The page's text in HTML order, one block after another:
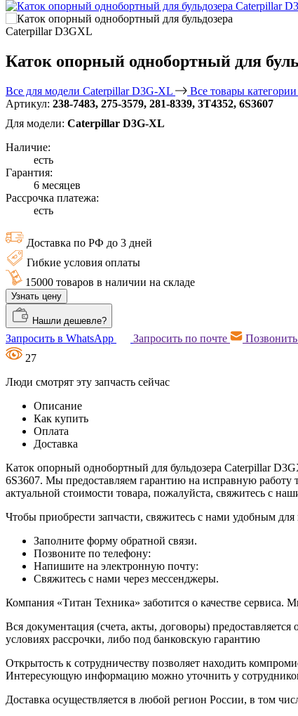
Каток опорный однобортный для
Все для модели Caterpillar D3G-XL
Все товары категории
Артикул: 238-7483, 275-3579, 281-8339, 3T4352, 6S3607
Для модели: Caterpillar D3G-XL
Наличие:
есть
Гарантия:
6 месяцев
Рассрочка платежа:
есть
Доставка по РФ до 3 дней
Гибкие условия оплаты
15000 товаров в наличии на складе
Узнать цену
Нашли дешевле?
Запросить в WhatsApp Запросить по почте
Позвонить
27
Люди смотрят эту запчасть сейчас
Описание
Как купить
Оплата
Доставка
Каток опорный однобортный для бульдозера Caterpillar
6S3607. Мы предоставляем гарантию на исправную работу
актуальной стоимости товара, пожалуйста, свяжитесь с
Чтобы приобрести запчасти, свяжитесь с нами удобным для
Заполните форму обратной связи.
Позвоните по телефону:
Напишите на электронную почту:
Свяжитесь с нами через мессенджеры.
Компания «Титан Техника» заботится о качестве
Вся документация (счета, акты, договоры)
условиях рассрочки, либо под банковскую гарантию
Открытость к сотрудничеству позволяет находить
Интересующую информацию можно уточнить у
Доставка осуществляется в любой регион России, в том